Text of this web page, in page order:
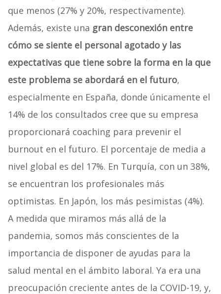
que menos (27% y 20%, respectivamente).
Además, existe una gran desconexión entre
cómo se siente el personal agotado y las
expectativas que tiene sobre la forma en la que
este problema se abordará en el futuro,
especialmente en España, donde únicamente el
14% de los consultados cree que su empresa
proporcionará coaching para prevenir el
burnout en el futuro. El porcentaje de media a
nivel global es del 17%. En Turquía, con un 38%,
se encuentran los profesionales más
optimistas. En Japón, los más pesimistas (4%).
A medida que miramos más allá de la
pandemia, somos más conscientes de la
importancia de disponer de ayudas para la
salud mental en el ámbito laboral. Ya era una
preocupación creciente antes de la COVID-19, y,